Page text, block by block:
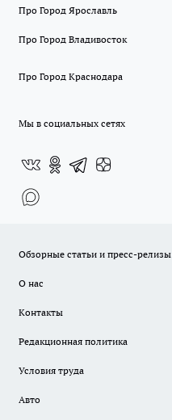
Про Город Ярославль
Про Город Владивосток
Про Город Краснодара
Мы в социальных сетях
Обзорные статьи и пресс-релизы
О нас
Контакты
Редакционная политика
Условия труда
Авто